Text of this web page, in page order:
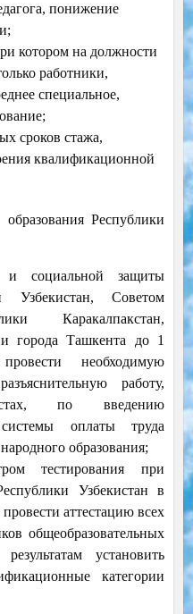
понижение
котором на должности
работники,
специальное,
сроков стажа,
квалификационной
Республики
и социальной защиты
Узбекистан, Советом
Каракалпакстан,
города Ташкента до 1
необходимую
работу,
по введению
системы оплаты труда
образования;
тестирования при
Узбекистан в
аттестацию всех
общеобразовательных
установить
категории